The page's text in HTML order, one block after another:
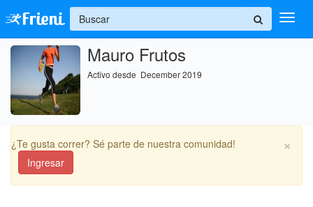
Ingresar
Inicio
Ayuda
+
Mauro Frutos
Activo desde December 2019
×
¿Te gusta correr? Sé parte de nuestra comunidad!
Ingresar